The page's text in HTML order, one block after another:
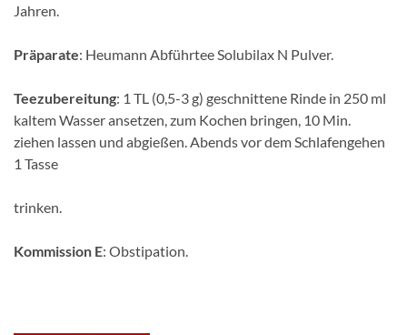
Jahren.
Präparate: Heumann Abführtee Solubilax N Pulver.
Teezubereitung: 1 TL (0,5-3 g) geschnittene Rinde in 250 ml
kaltem Wasser ansetzen, zum Kochen bringen, 10 Min.
ziehen lassen und abgießen. Abends vor dem Schlafengehen
1 Tasse
trinken.
Kommission E: Obstipation.